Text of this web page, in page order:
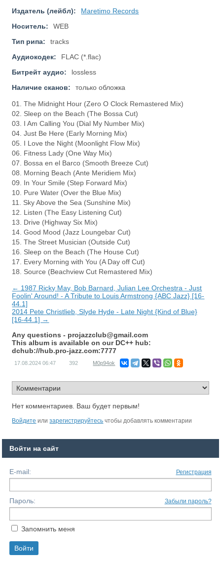
Издатель (лейбл):
Maretimo Records
Носитель:
WEB
Тип рипа:
tracks
Аудиокодек:
FLAC (*.flac)
Битрейт аудио:
lossless
Наличие сканов:
только обложка
01. The Midnight Hour (Zero O Clock Remastered Mix)
02. Sleep on the Beach (The Bossa Cut)
03. I Am Calling You (Dial My Number Mix)
04. Just Be Here (Early Morning Mix)
05. I Love the Night (Moonlight Flow Mix)
06. Fitness Lady (One Way Mix)
07. Bossa en el Barco (Smooth Breeze Cut)
08. Morning Beach (Ante Meridiem Mix)
09. In Your Smile (Step Forward Mix)
10. Pure Water (Over the Blue Mix)
11. Sky Above the Sea (Sunshine Mix)
12. Listen (The Easy Listening Cut)
13. Drive (Highway Six Mix)
14. Good Mood (Jazz Loungebar Cut)
15. The Street Musician (Outside Cut)
16. Sleep on the Beach (The House Cut)
17. Every Morning with You (A Day off Cut)
18. Source (Beachview Cut Remastered Mix)
← 1987 Ricky May, Bob Barnard, Julian Lee Orchestra - Just
Foolin' Around! - A Tribute to Louis Armstrong {ABC Jazz} [16-
44.1]
2014 Pete Christlieb, Slyde Hyde - Late Night {Kind of Blue}
[16-44.1] →
Any questions - projazzclub@gmail.com
This album is available on our DC++ hub:
dchub://hub.pro-jazz.com:7777
17.08.2024 06:47 392 M0p94ok
Нет комментариев. Ваш будет первым!
Войдите илизарегистрируйтесь чтобы добавлять комментарии
Войти на сайт
E-mail: Регистрация
Пароль: Забыли пароль?
Запомнить меня